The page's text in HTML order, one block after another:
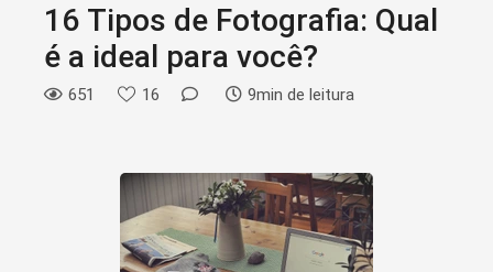
16 Tipos de Fotografia: Qual
é a ideal para você?
651 16 9min de leitura